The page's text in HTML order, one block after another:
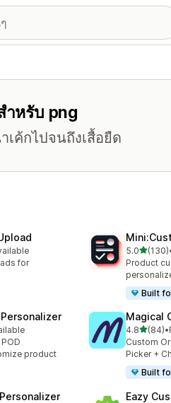
ำหรับ png
ค้กไปจนถึงเสื้อยืด
for
5.0เต็ม 5 ด
(130)
ทั้งหมด 130
Product
Built
product
Magical
4.8เต็ม 5 ด
(84)
ทั้งหมด 84•
Custom
Picker +
Built
Eazy